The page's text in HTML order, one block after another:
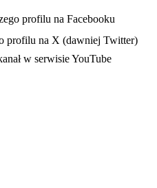
karcie
profilu na Facebooku
profilu na X (dawniej Twitter)
karcie
w serwisie YouTube